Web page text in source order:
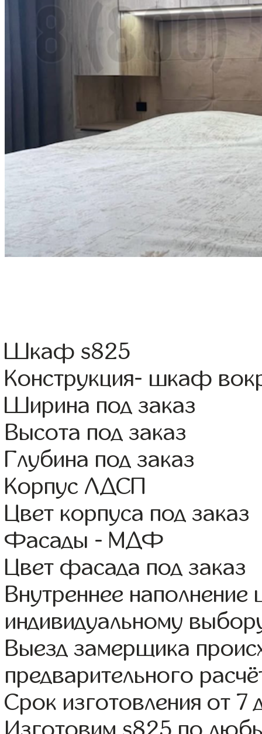
Шкаф s825
Конструкция- шкаф
Ширина под заказ
Высота под заказ
Глубина под заказ
Корпус ЛДСП
Цвет корпуса под заказ
Фасады - МДФ
Цвет фасада под заказ
Внутреннее
индивидуальному
Выезд замерщика
предварительного
Срок изготовления от 7